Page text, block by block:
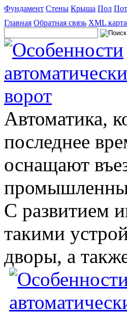
Фундамент Стены Крыша Пол
Главная Обратная связь XML карта
Автоматика,
последнее
оснащают
С развитием
такими
дворы, а